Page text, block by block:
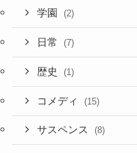
学園 (2)
日常 (7)
歴史 (1)
コメディ (15)
サスペンス (8)